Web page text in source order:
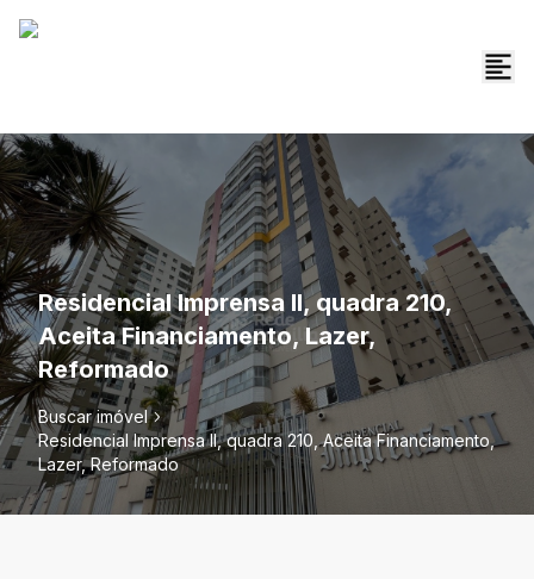
Residencial Imprensa II, quadra 210,
Aceita Financiamento, Lazer,
Reformado
Buscar imóvel
Residencial Imprensa II, quadra 210, Aceita Financiamento,
Lazer, Reformado